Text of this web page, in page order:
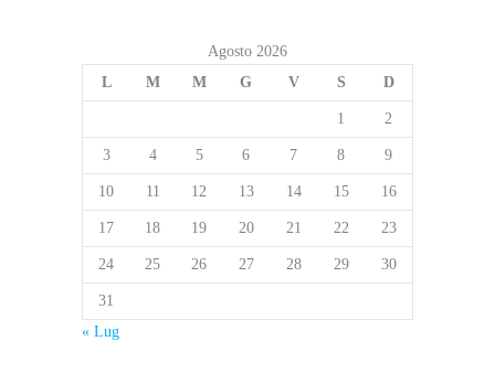
Agosto 2026
L
M M G V S D
1 2
3 4 5 6 7 8 9
10 11 12 13 14 15 16
17 18 19 20 21 22 23
24 25 26 27 28 29 30
31
« Lug